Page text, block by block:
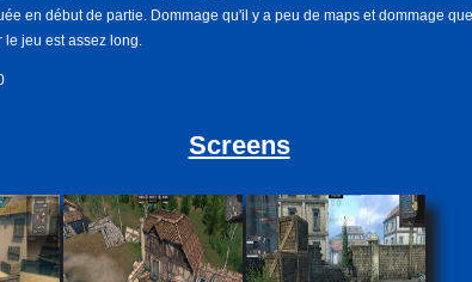
en début de partie. Dommage qu'il y a peu de maps et dommage
le jeu est assez long.
Screens